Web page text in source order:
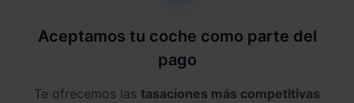
Aceptamos tu coche como parte del
pago
Te ofrecemos las tasaciones más competitivas